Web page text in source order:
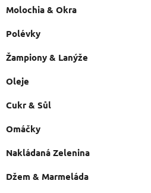
Molochia & Okra
Polévky
Žampiony & Lanýže
Oleje
Cukr & Sůl
Omáčky
Nakládaná Zelenina
Džem & Marmeláda